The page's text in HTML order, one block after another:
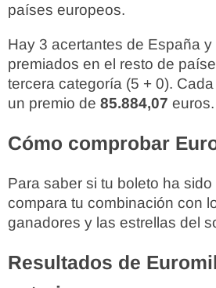
países europeos.
Hay 3 acertantes de España y
premiados en el resto de
tercera categoría (5 + 0).
un premio de 85.884,07 euros.
Cómo comprobar
Para saber si tu boleto ha sido
compara tu combinación con
ganadores y las estrellas del
Resultados de